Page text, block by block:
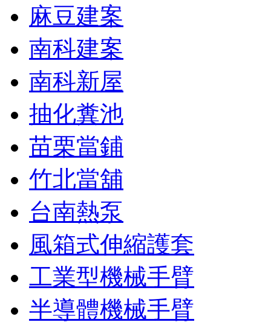
麻豆建案
南科建案
南科新屋
抽化糞池
苗栗當鋪
竹北當舖
台南熱泵
風箱式伸縮護套
工業型機械手臂
半導體機械手臂